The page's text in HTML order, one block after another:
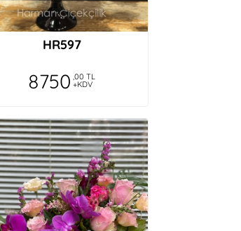
HR597
8750 ,00 TL
+KDV